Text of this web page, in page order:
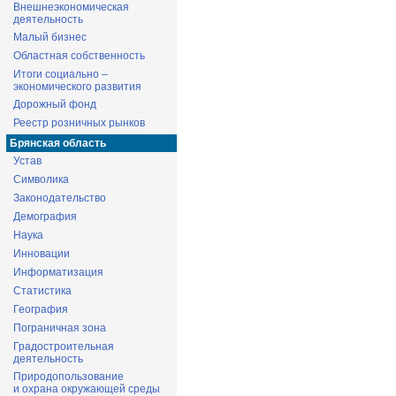
Внешнеэкономическая
деятельность
Малый бизнес
Областная собственность
Итоги социально –
экономического развития
Дорожный фонд
Реестр розничных рынков
Брянская область
Устав
Символика
Законодательство
Демография
Наука
Инновации
Информатизация
Статистика
География
Пограничная зона
Градостроительная
деятельность
Природопользование
и охрана окружающей среды